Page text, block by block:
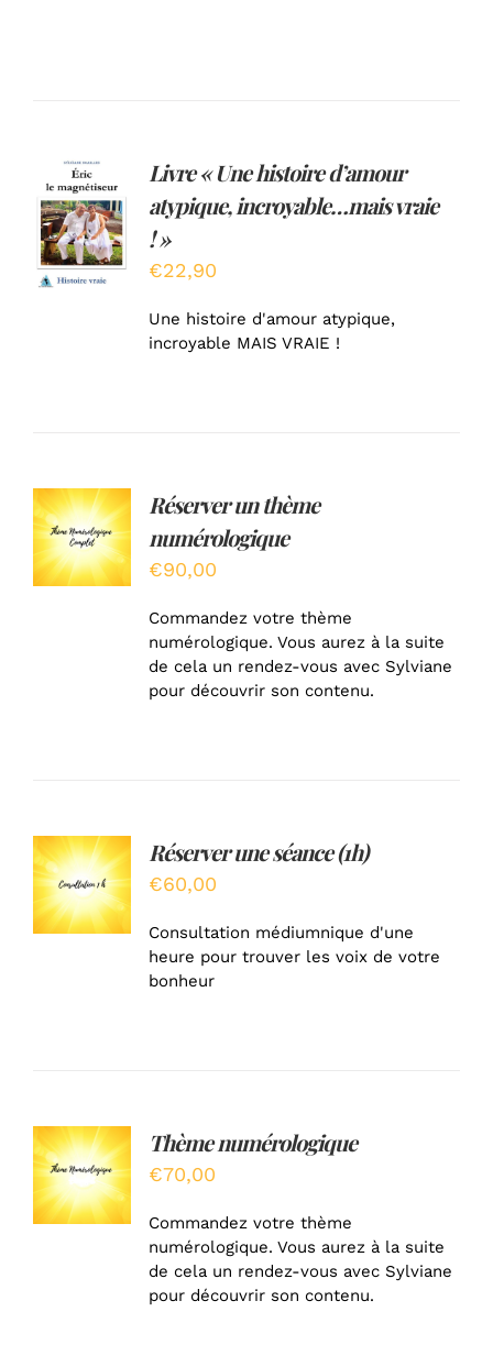
AJOUTER
AU
PANIER
/
DÉTAILS
Livre « Une histoire d’amour
atypique, incroyable…mais vraie
! »
€22,90
Une histoire d'amour atypique,
incroyable MAIS VRAIE !
AJOUTER
AU
PANIER
/
DÉTAILS
Réserver un thème
numérologique
€90,00
Commandez votre thème
numérologique. Vous aurez à la suite
de cela un rendez-vous avec Sylviane
pour découvrir son contenu.
AJOUTER
AU
PANIER
/
DÉTAILS
Réserver une séance (1h)
€60,00
Consultation médiumnique d'une
heure pour trouver les voix de votre
bonheur
AJOUTER
AU
PANIER
/
DÉTAILS
Thème numérologique
€70,00
Commandez votre thème
numérologique. Vous aurez à la suite
de cela un rendez-vous avec Sylviane
pour découvrir son contenu.